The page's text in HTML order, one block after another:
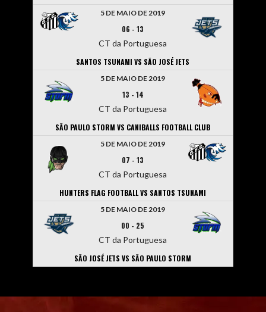
5 DE MAIO DE 2019
06 -13
CT da Portuguesa
SANTOS TSUNAMI VS SÃO JOSÉ JETS
5 DE MAIO DE 2019
13 - 14
CT da Portuguesa
SÃO PAULO STORM VS CANIBALLS FOOTBALL CLUB
5 DE MAIO DE 2019
07 -13
CT da Portuguesa
HUNTERS FLAG FOOTBALL VS SANTOS TSUNAMI
5 DE MAIO DE 2019
00 - 25
CT da Portuguesa
SÃO JOSÉ JETS VS SÃO PAULO STORM